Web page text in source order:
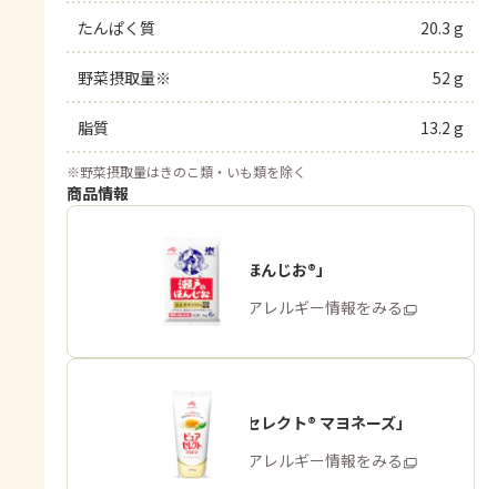
たんぱく質 20.3 g
野菜摂取量※ 52 g
脂質 13.2 g
※野菜摂取量はきのこ類・いも類を除く
商品情報
「瀬戸のほんじお®」
商品・アレルギー情報をみる
「ピュアセレクト® マヨネーズ」
商品・アレルギー情報をみる